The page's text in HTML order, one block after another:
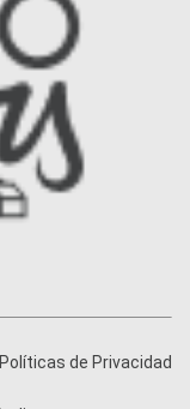
Políticas de Privacidad